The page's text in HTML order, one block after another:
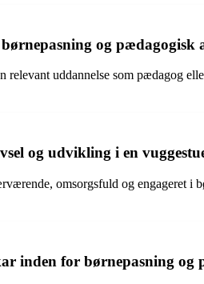
og pædagogisk
uddannelse som pædagog
og udvikling i en
omsorgsfuld og engageret i
inden for børnepasning og